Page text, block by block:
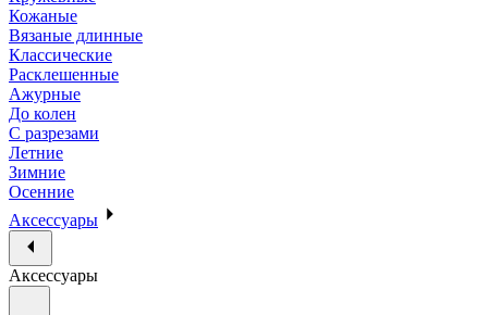
Кожаные
Вязаные длинные
Классические
Расклешенные
Ажурные
До колен
С разрезами
Летние
Зимние
Осенние
Аксессуары
Аксессуары